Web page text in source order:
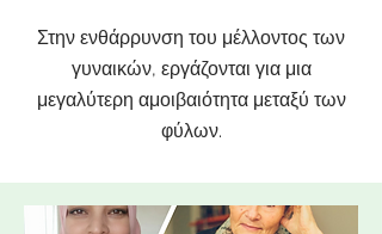
Στην ενθάρρυνση του μέλλοντος των
γυναικών, εργάζονται για μια
μεγαλύτερη αμοιβαιότητα μεταξύ των
φύλων.